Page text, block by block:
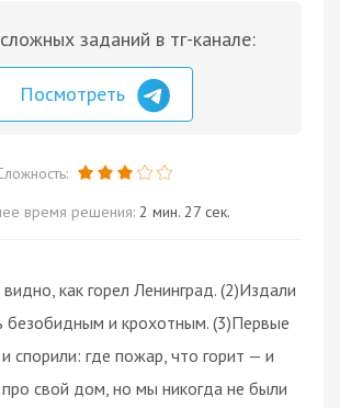
заданий в тг-канале:
Посмотреть
время решения: 2 мин. 27 сек.
как горел Ленинград. (2)Издали
безобидным и крохотным. (3)Первые
спорили: где пожар, что горит — и
свой дом, но мы никогда не были